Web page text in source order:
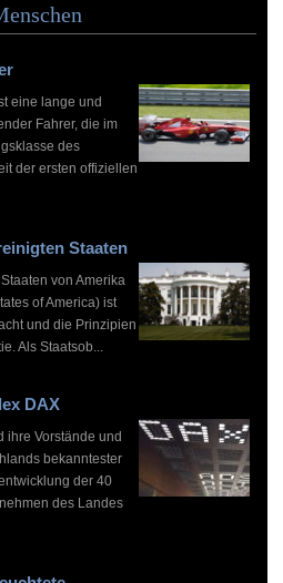
eine lange und
Fahrer, die im
des
der ersten offiziellen
Staaten
von Amerika
of America) ist
und die Prinzipien
Als Staatsob...
DAX
ihre Vorstände und
bekanntester
der 40
des Landes